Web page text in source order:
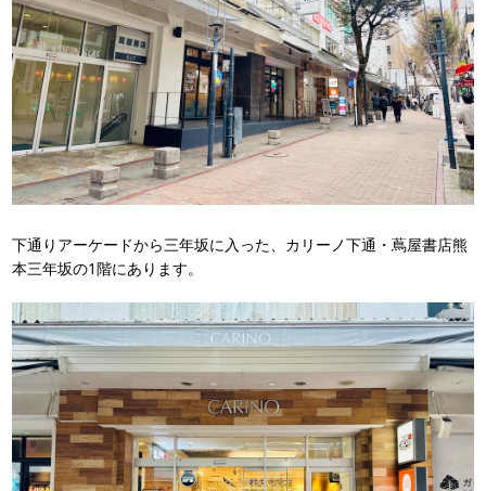
下通りアーケードから三年坂に入った、カリーノ下通・蔦屋書店熊
本三年坂の1階にあります。